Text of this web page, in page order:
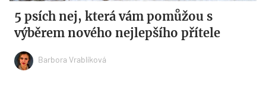
5 psích nej, která vám pomůžou s
výběrem nového nejlepšího přítele
Barbora Vrablíková